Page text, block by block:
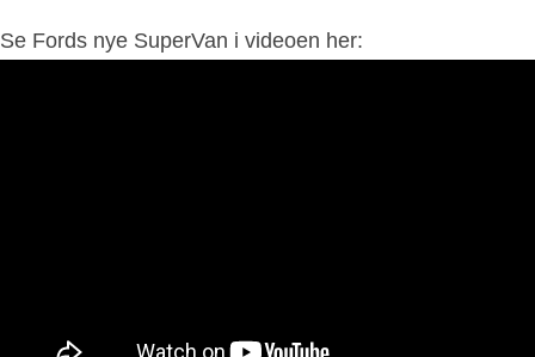
Se Fords nye SuperVan i videoen her: